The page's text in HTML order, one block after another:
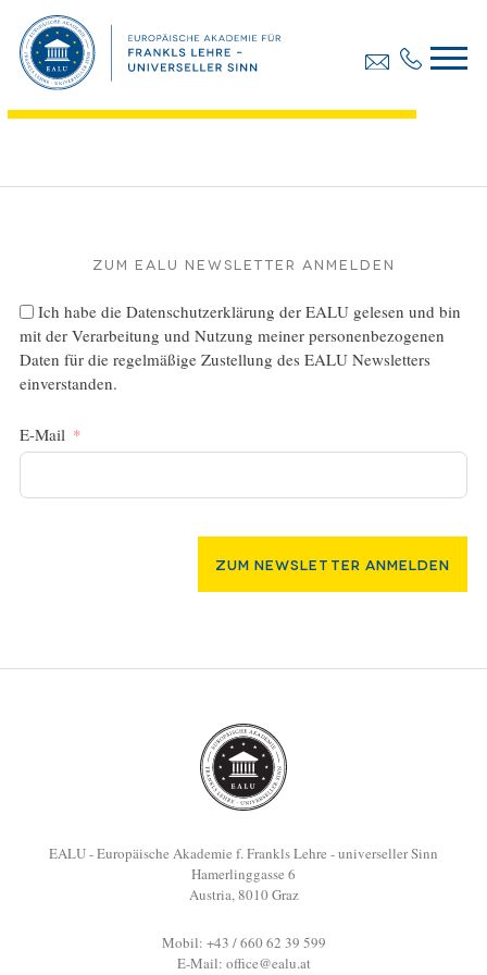
Diplomarbeit, Posch Doris
Dateigröße:
Zum EALU Newsletter anmelden
Ich habe die Datenschutzerklärung der EALU gelesen und bin
mit der Verarbeitung und Nutzung meiner personenbezogenen
Daten für die regelmäßige Zustellung des EALU Newsletters
einverstanden.
E-Mail
Zum Newsletter Anmelden
EALU - Europäische Akademie f. Frankls Lehre - universeller Sinn
Hamerlinggasse 6
Austria, 8010 Graz
Mobil: +43 / 660 62 39 599
E-Mail: office@ealu.at